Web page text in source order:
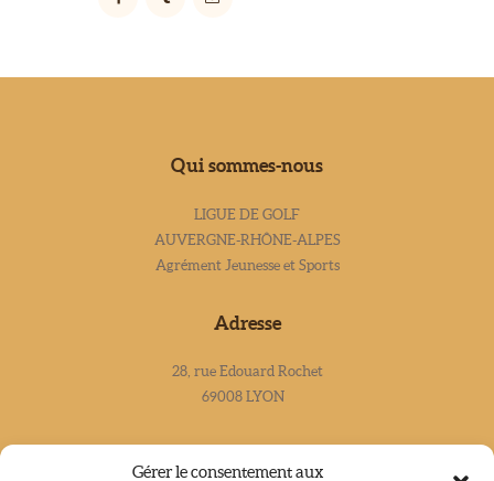
Gérer le consentement aux
Qui sommes-nous
LIGUE DE GOLF
AUVERGNE-RHÔNE-ALPES
Agrément Jeunesse et Sports
Adresse
28, rue Edouard Rochet
69008 LYON